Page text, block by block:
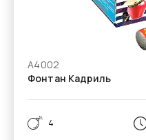
А4002
Фонтан Кадриль
4